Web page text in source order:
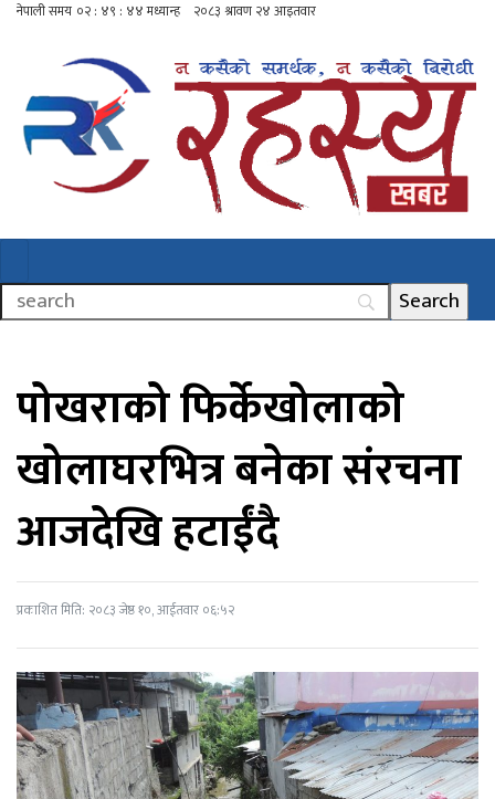
पोखराको फिर्केखोलाको
खोलाघरभित्र बनेका संरचना
आजदेखि हटाईंदै
प्रकाशित मिति: २०८३ जेष्ठ १०, आईतवार ०६:५२